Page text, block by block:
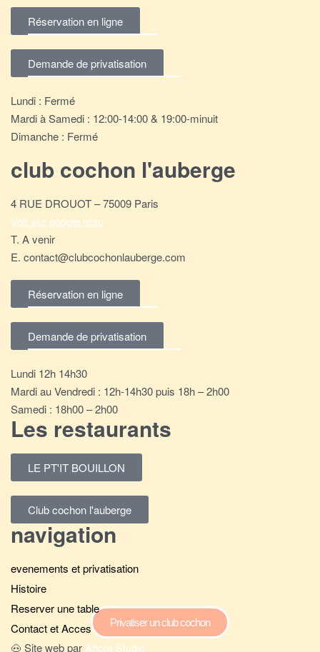
Privatiser un club cochon
Réservation en ligne
Demande de privatisation
Lundi : Fermé
Mardi à Samedi : 12:00-14:00 & 19:00-minuit
Dimanche : Fermé
club cochon l'auberge
4 RUE DROUOT – 75009 Paris
Voir sur google map
T. A venir
E. contact@clubcochonlauberge.com
Réservation en ligne
Demande de privatisation
Lundi 12h 14h30
Mardi au Vendredi : 12h-14h30 puis 18h – 2h00
Samedi : 18h00 – 2h00
Les restaurants
LE PT'IT BOUILLON
Club cochon l'auberge
navigation
evenements et privatisation
Histoire
Reserver une table
Contact et Acces
🐽 Site web par Ahora Studio